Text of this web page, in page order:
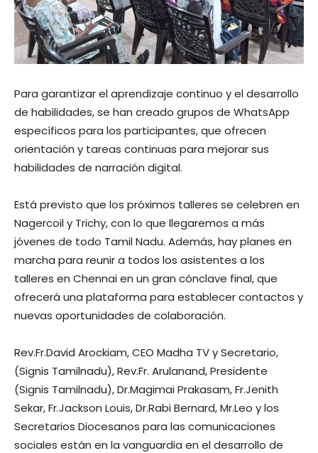
Para garantizar el aprendizaje continuo y el desarrollo
de habilidades, se han creado grupos de WhatsApp
específicos para los participantes, que ofrecen
orientación y tareas continuas para mejorar sus
habilidades de narración digital.
Está previsto que los próximos talleres se celebren en
Nagercoil y Trichy, con lo que llegaremos a más
jóvenes de todo Tamil Nadu. Además, hay planes en
marcha para reunir a todos los asistentes a los
talleres en Chennai en un gran cónclave final, que
ofrecerá una plataforma para establecer contactos y
nuevas oportunidades de colaboración.
Rev.Fr.David Arockiam, CEO Madha TV y Secretario,
(Signis Tamilnadu), Rev.Fr. Arulanand, Presidente
(Signis Tamilnadu), Dr.Magimai Prakasam, Fr.Jenith
Sekar, Fr.Jackson Louis, Dr.Rabi Bernard, Mr.Leo y los
Secretarios Diocesanos para las comunicaciones
sociales están en la vanguardia en el desarrollo de